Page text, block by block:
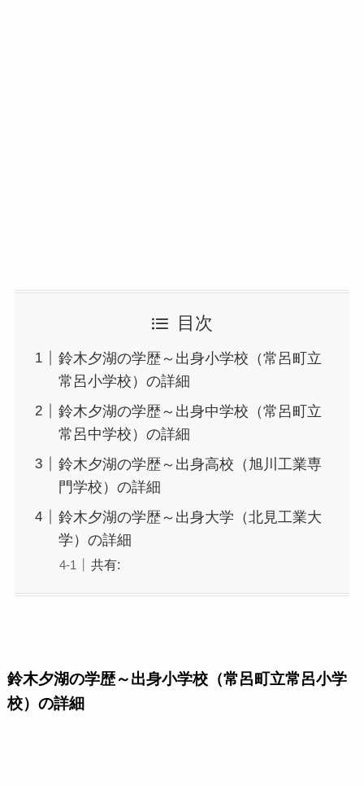
目次
鈴木夕湖の学歴～出身小学校（常呂町立
常呂小学校）の詳細
鈴木夕湖の学歴～出身中学校（常呂町立
常呂中学校）の詳細
鈴木夕湖の学歴～出身高校（旭川工業専
門学校）の詳細
鈴木夕湖の学歴～出身大学（北見工業大
学）の詳細
共有:
鈴木夕湖の学歴～出身小学校（常呂町立常呂小学
校）の詳細